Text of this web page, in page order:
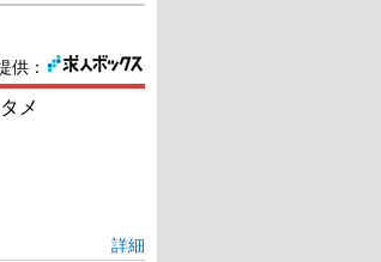
供：
メ
詳細